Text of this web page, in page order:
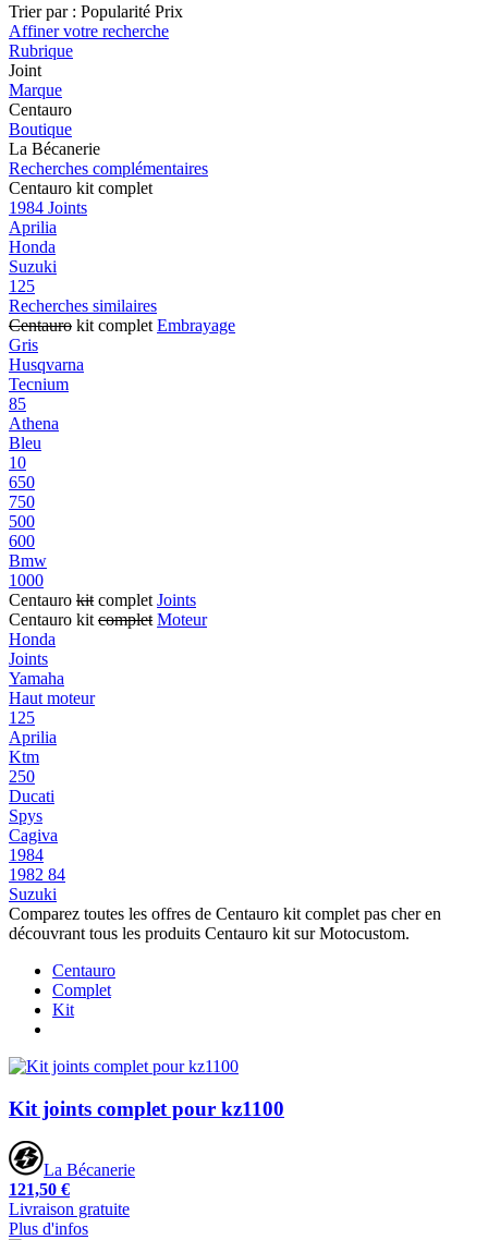
Trier par : Popularité Prix
Affiner votre recherche
Rubrique
Joint
Marque
Centauro
Boutique
La Bécanerie
Recherches complémentaires
Centauro kit complet
1984 Joints
Aprilia
Honda
Suzuki
125
Recherches similaires
Centauro kit complet Embrayage
Gris
Husqvarna
Tecnium
85
Athena
Bleu
10
650
750
500
600
Bmw
1000
Centauro kit complet Joints
Centauro kit complet Moteur
Honda
Joints
Yamaha
Haut moteur
125
Aprilia
Ktm
250
Ducati
Spys
Cagiva
1984
1982 84
Suzuki
Comparez toutes les offres de Centauro kit complet pas cher en
découvrant tous les produits Centauro kit sur Motocustom.
Centauro
Complet
Kit
Kit joints complet pour kz1100
La Bécanerie
121,50 €
Livraison gratuite
Plus d'infos